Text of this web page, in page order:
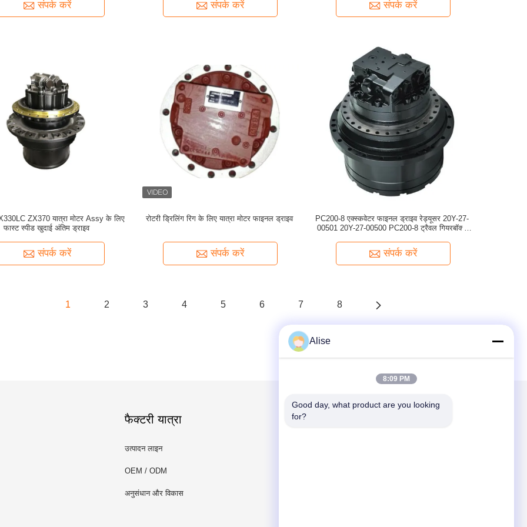
संपर्क करें संपर्क करें संपर्क करें
ZX370 यात्रा मोटर Assy के लिए
फास्ट स्पीड खुदाई अंतिम ड्राइव
संपर्क करें
रोटरी ड्रिलिंग रिग के लिए यात्रा मोटर फाइनल ड्राइव
संपर्क करें
PC200-8 एक्स्कवेटर फाइनल ड्राइव रेड्यूसर 20Y-27-
00501 20Y-27-00500 PC200-8 ट्रैवल गियरबॉक्स
संपर्क करें
1 2 3 4 5 6 7 8
फैक्टरी यात्रा
उत्पादन लाइन
OEM / ODM
अनुसंधान और विकास
हमें मेल करें
Alise
8:09 PM
Good day, what product are you looking
for?